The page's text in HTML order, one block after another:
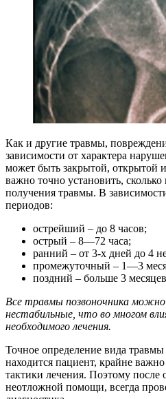
Как и другие травмы,
зависимости от характера
может быть закрытой,
важно точно установить,
получения травмы. В
периодов:
острейший – до 8 часов;
острый – 8—72 часа;
ранний – от 3-х дней до 4
промежуточный – 1—3
поздний – больше 3
Все травмы позвоночника
нестабильные, что во многом
необходимого лечения.
Точное определение вида
находится пациент, крайне
тактики лечения. Поэтому после
неотложной помощи, всегда